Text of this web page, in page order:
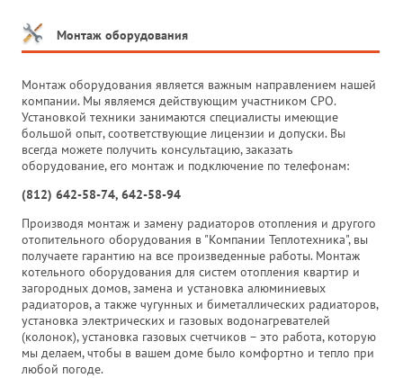
Монтаж оборудования
Монтаж оборудования является важным направлением нашей
компании. Мы являемся действующим участником СРО.
Установкой техники занимаются специалисты имеющие
большой опыт, соответствующие лицензии и допуски. Вы
всегда можете получить консультацию, заказать
оборудование, его монтаж и подключение по телефонам:
(812) 642-58-74, 642-58-94
Производя монтаж и замену радиаторов отопления и другого
отопительного оборудования в "Компании Теплотехника", вы
получаете гарантию на все произведенные работы. Монтаж
котельного оборудования для систем отопления квартир и
загородных домов, замена и установка алюминиевых
радиаторов, а также чугунных и биметаллических радиаторов,
установка электрических и газовых водонагревателей
(колонок), установка газовых счетчиков – это работа, которую
мы делаем, чтобы в вашем доме было комфортно и тепло при
любой погоде.